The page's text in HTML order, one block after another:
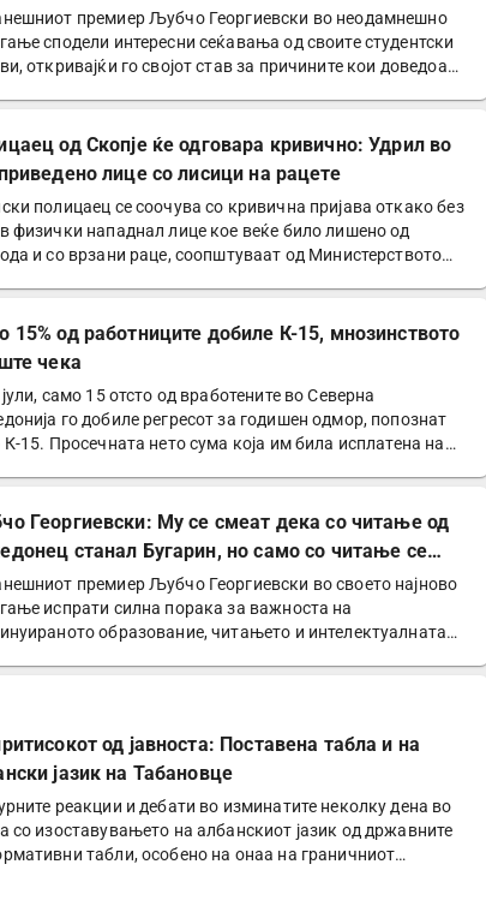
премиер Љубчо Георгиевски во неодамнешно
сподели интересни сеќавања од своите студентски
откривајќи го својот став за причините кои доведоа…
од Скопје ќе одговара кривично: Удрил во
лице со лисици на рацете
полицаец се соочува со кривична пријава откако без
физички нападнал лице кое веќе било лишено од
и со врзани раце, соопштуваат од Министерството
15% од работниците добиле К-15, мнозинството
чека
само 15 отсто од вработените во Северна
го добиле регресот за годишен одмор, попознат
К-15. Просечната нето сума која им била исплатена на
Георгиевски: Му се смеат дека со читање од
станал Бугарин, но само со читање се
интелектуалец
премиер Љубчо Георгиевски во своето најново
испрати силна порака за важноста на
образование, читањето и интелектуалната
од јавноста: Поставена табла и на
јазик на Табановце
реакции и дебати во изминатите неколку дена во
со изоставувањето на албанскиот јазик од државните
табли, особено на онаа на граничниот…